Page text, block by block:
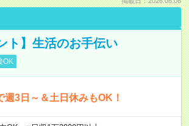
ト】生活のお手伝い
OK
3日～＆土日休みもOK！